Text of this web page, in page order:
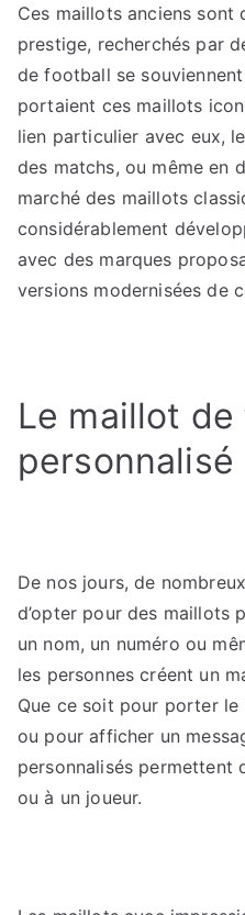
Ces maillots anciens sont
prestige, recherchés par
de football se
portaient ces maillots
lien particulier avec eux,
des matchs, ou même en
marché des maillots
considérablement
avec des marques
versions modernisées de
Le maillot
personnalisé
De nos jours, de
d’opter pour des maillots
un nom, un numéro ou
les personnes créent un
Que ce soit pour porter
ou pour afficher un
personnalisés permettent
ou à un joueur.